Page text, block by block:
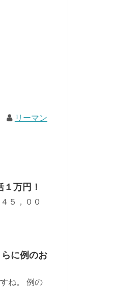
リーマン
万円！
５，００
に例のお
ね。 例の